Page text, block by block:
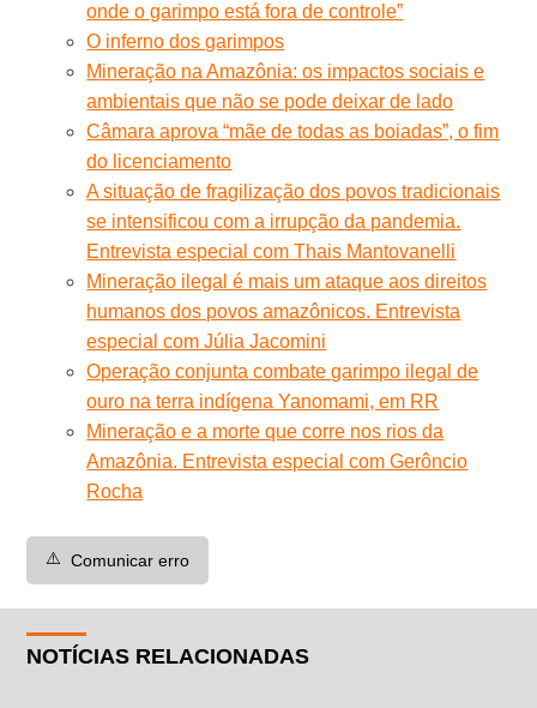
onde o garimpo está fora de controle”
O inferno dos garimpos
Mineração na Amazônia: os impactos sociais e
ambientais que não se pode deixar de lado
Câmara aprova “mãe de todas as boiadas”, o fim
do licenciamento
A situação de fragilização dos povos tradicionais
se intensificou com a irrupção da pandemia.
Entrevista especial com Thais Mantovanelli
Mineração ilegal é mais um ataque aos direitos
humanos dos povos amazônicos. Entrevista
especial com Júlia Jacomini
Operação conjunta combate garimpo ilegal de
ouro na terra indígena Yanomami, em RR
Mineração e a morte que corre nos rios da
Amazônia. Entrevista especial com Gerôncio
Rocha
⚠️ Comunicar erro
NOTÍCIAS RELACIONADAS